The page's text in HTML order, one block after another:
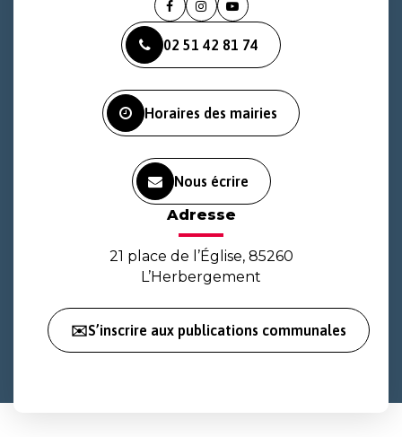
Lien
le
compte
Lien
le
compte
Lien
la
chaîne
02 51 42 81 74
Horaires des mairies
Nous écrire
Adresse
21 place de l’Église, 85260
L’Herbergement
✉️S’inscrire aux publications communales